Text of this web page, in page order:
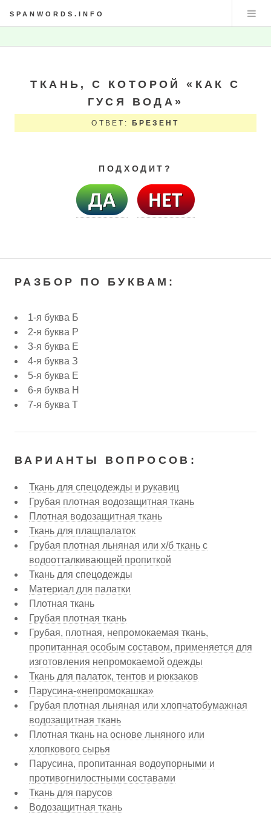
SPANWORDS.INFO
ТКАНЬ, С КОТОРОЙ «КАК С
ГУСЯ ВОДА»
ОТВЕТ: БРЕЗЕНТ
ПОДХОДИТ?
РАЗБОР ПО БУКВАМ:
1-я буква Б
2-я буква Р
3-я буква Е
4-я буква З
5-я буква Е
6-я буква Н
7-я буква Т
ВАРИАНТЫ ВОПРОСОВ:
Ткань для спецодежды и рукавиц
Грубая плотная водозащитная ткань
Плотная водозащитная ткань
Ткань для плащпалаток
Грубая плотная льняная или х/б ткань с
водоотталкивающей пропиткой
Ткань для спецодежды
Материал для палатки
Плотная ткань
Грубая плотная ткань
Грубая, плотная, непромокаемая ткань,
пропитанная особым составом, применяется для
изготовления непромокаемой одежды
Ткань для палаток, тентов и рюкзаков
Парусина-«непромокашка»
Грубая плотная льняная или хлопчатобумажная
водозащитная ткань
Плотная ткань на основе льняного или
хлопкового сырья
Парусина, пропитанная водоупорными и
противогнилостными составами
Ткань для парусов
Водозащитная ткань